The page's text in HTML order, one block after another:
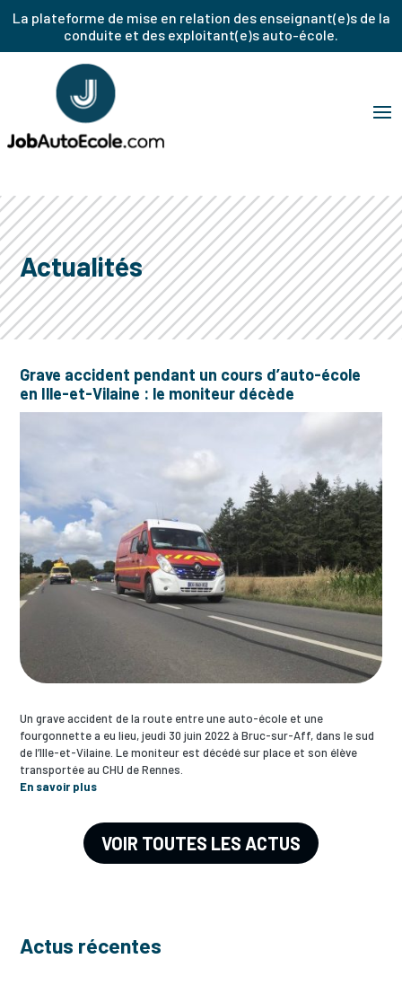
La plateforme de mise en relation des enseignant(e)s de la
conduite et des exploitant(e)s auto-école.
Actualités
Grave accident pendant un cours d’auto-école
en Ille-et-Vilaine : le moniteur décède
Un grave accident de la route entre une auto-école et une
fourgonnette a eu lieu, jeudi 30 juin 2022 à Bruc-sur-Aff, dans le sud
de l’Ille-et-Vilaine. Le moniteur est décédé sur place et son élève
transportée au CHU de Rennes.
En savoir plus
VOIR TOUTES LES ACTUS
Actus récentes